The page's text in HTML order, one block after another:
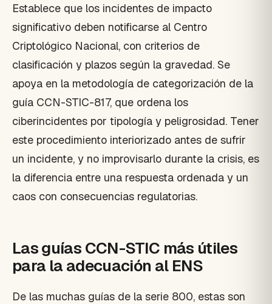
Establece que los incidentes de impacto
significativo deben notificarse al Centro
Criptológico Nacional, con criterios de
clasificación y plazos según la gravedad. Se
apoya en la metodología de categorización de la
guía CCN-STIC-817, que ordena los
ciberincidentes por tipología y peligrosidad. Tener
este procedimiento interiorizado antes de sufrir
un incidente, y no improvisarlo durante la crisis, es
la diferencia entre una respuesta ordenada y un
caos con consecuencias regulatorias.
Las guías CCN-STIC más útiles
para la adecuación al ENS
De las muchas guías de la serie 800, estas son